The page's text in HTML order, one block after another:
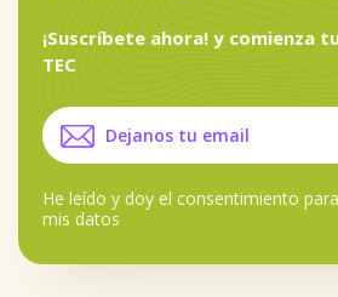
¡Suscríbete ahora! y comienza
TEC
He leído y doy el consentimiento
mis datos